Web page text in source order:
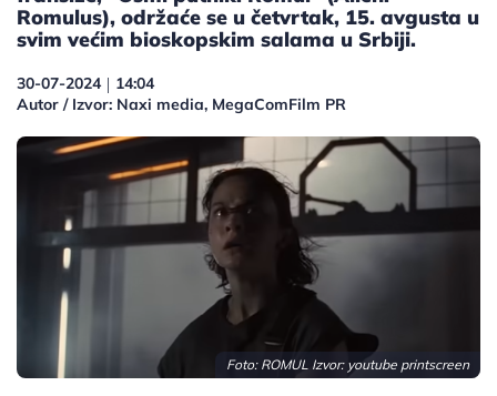
Romulus), održaće se u četvrtak, 15. avgusta u
svim većim bioskopskim salama u Srbiji.
30-07-2024 | 14:04
Autor / Izvor: Naxi media, MegaComFilm PR
Foto: ROMUL Izvor: youtube printscreen